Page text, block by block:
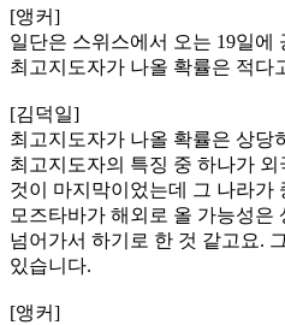
[앵커]
일단은 스위스에서 오는 19일
최고지도자가 나올 확률은 적다
[김덕일]
최고지도자가 나올 확률은 상당
최고지도자의 특징 중 하나가
것이 마지막이었는데 그 나라가
모즈타바가 해외로 올 가능성은
넘어가서 하기로 한 것 같고요.
있습니다.
[앵커]